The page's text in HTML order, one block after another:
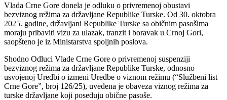
Vlada Crne Gore donela je odluku o privremenoj obustavi
bezviznog režima za državljane Republike Turske. Od 30. oktobra
2025. godine, državljani Republike Turske sa običnim pasošima
moraju pribaviti vizu za ulazak, tranzit i boravak u Crnoj Gori,
saopšteno je iz Ministarstva spoljnih poslova.
Shodno Odluci Vlade Crne Gore o privremenoj suspenziji
bezviznog režima za državljane Republike Turske, odnosno
usvojenoj Uredbi o izmeni Uredbe o viznom režimu (“Službeni list
Crne Gore”, broj 126/25), uvedena je obaveza viznog režima za
turske državljane koji poseduju obične pasoše.